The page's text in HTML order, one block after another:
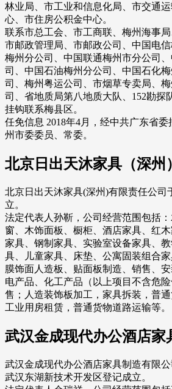
林业局、市工业和信息化局、市交通
心、市住房公积金中心。
联系市总工会、市工商联、梅州海事局
市邮政管理局、市邮政公司、中国电
梅州分公司、中国联通梅州市分公司
司、中国石油梅州分公司、中国石化
司、梅州粤运公司、市烟草专卖局、
司、省地质局第八地质大队、152勘探
挂钩联系梅县区。
任免信息 2018年4月，经中共广东省
州市委委员、常委。
北京日出天沐家具（深州
北京日出天沐家具(深州)有限责任公司
立。
法定代表人孙靳，公司经营范围包括
窗、木饰面板、橱柜、酒店家具、红
家具、钢制家具、实验室设备家具、
具、儿童家具、床垫、公寓固装组合
膜饰面人造板、贴面板制造、销售、
电产品、化工产品（以上项目不含危
售；人造装饰板加工，家具拆装，普通
工业用房租赁，普通货物道路运输等。
武汉金成现代办公酒店家
武汉金成现代办公酒店家具制造有限公
武汉东湖新技术开发区登记成立。